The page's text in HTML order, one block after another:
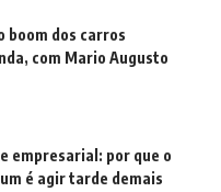
boom dos carros
com Mario Augusto
empresarial: por que o
é agir tarde demais